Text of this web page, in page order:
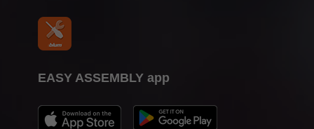
EASY ASSEMBLY app